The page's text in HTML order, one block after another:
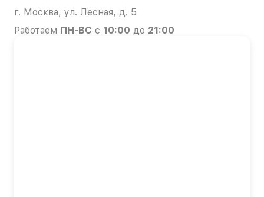
г. Москва, ул. Лесная, д. 5
Работаем ПН-ВС с 10:00 до 21:00